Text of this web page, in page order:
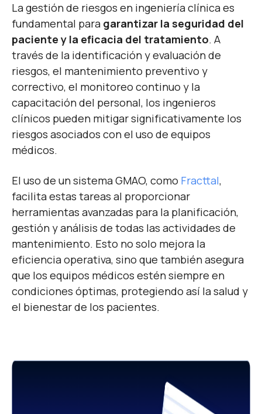
La gestión de riesgos en ingeniería clínica es
fundamental para garantizar la seguridad del
paciente y la eficacia del tratamiento. A
través de la identificación y evaluación de
riesgos, el mantenimiento preventivo y
correctivo, el monitoreo continuo y la
capacitación del personal, los ingenieros
clínicos pueden mitigar significativamente los
riesgos asociados con el uso de equipos
médicos.
El uso de un sistema GMAO, como Fracttal,
facilita estas tareas al proporcionar
herramientas avanzadas para la planificación,
gestión y análisis de todas las actividades de
mantenimiento. Esto no solo mejora la
eficiencia operativa, sino que también asegura
que los equipos médicos estén siempre en
condiciones óptimas, protegiendo así la salud y
el bienestar de los pacientes.